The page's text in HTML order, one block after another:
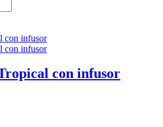
con infusor